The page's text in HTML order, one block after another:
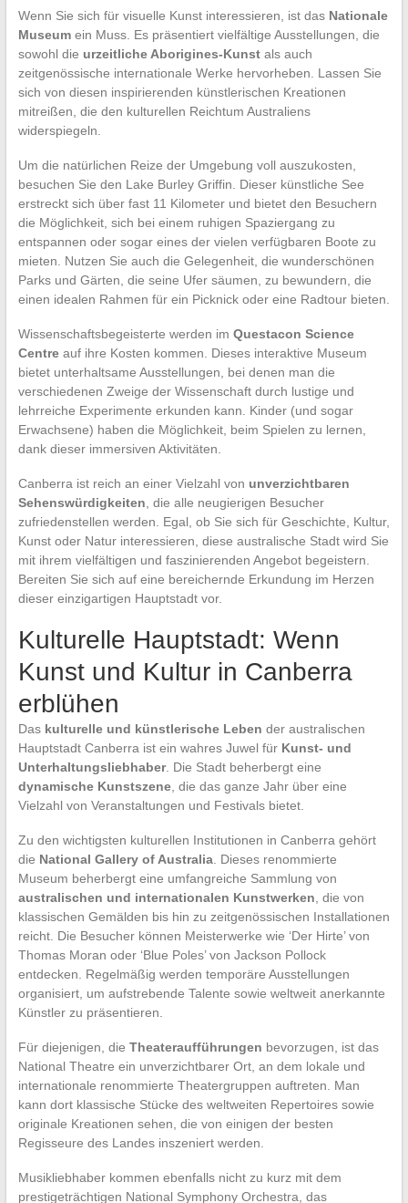
Wenn Sie sich für visuelle Kunst interessieren, ist das Nationale
Museumein Muss. Es präsentiert vielfältige Ausstellungen, die
sowohl die urzeitliche Aborigines-Kunstals auch
zeitgenössische internationale Werke hervorheben. Lassen Sie
sich von diesen inspirierenden künstlerischen Kreationen
mitreißen, die den kulturellen Reichtum Australiens
widerspiegeln.
Um die natürlichen Reize der Umgebung voll auszukosten,
besuchen Sie den Lake Burley Griffin. Dieser künstliche See
erstreckt sich über fast 11 Kilometer und bietet den Besuchern
die Möglichkeit, sich bei einem ruhigen Spaziergang zu
entspannen oder sogar eines der vielen verfügbaren Boote zu
mieten. Nutzen Sie auch die Gelegenheit, die wunderschönen
Parks und Gärten, die seine Ufer säumen, zu bewundern, die
einen idealen Rahmen für ein Picknick oder eine Radtour bieten.
Wissenschaftsbegeisterte werden im Questacon Science
Centreauf ihre Kosten kommen. Dieses interaktive Museum
bietet unterhaltsame Ausstellungen, bei denen man die
verschiedenen Zweige der Wissenschaft durch lustige und
lehrreiche Experimente erkunden kann. Kinder (und sogar
Erwachsene) haben die Möglichkeit, beim Spielen zu lernen,
dank dieser immersiven Aktivitäten.
Canberra ist reich an einer Vielzahl von unverzichtbaren
Sehenswürdigkeiten , die alle neugierigen Besucher
zufriedenstellen werden. Egal, ob Sie sich für Geschichte, Kultur,
Kunst oder Natur interessieren, diese australische Stadt wird Sie
mit ihrem vielfältigen und faszinierenden Angebot begeistern.
Bereiten Sie sich auf eine bereichernde Erkundung im Herzen
dieser einzigartigen Hauptstadt vor.
Kulturelle Hauptstadt: Wenn
Kunst und Kultur in Canberra
erblühen
Das kulturelle und künstlerische Leben der australischen
Hauptstadt Canberra ist ein wahres Juwel für Kunst- und
Unterhaltungsliebhaber. Die Stadt beherbergt eine
dynamische Kunstszene, die das ganze Jahr über eine
Vielzahl von Veranstaltungen und Festivals bietet.
Zu den wichtigsten kulturellen Institutionen in Canberra gehört
die National Gallery of Australia. Dieses renommierte
Museum beherbergt eine umfangreiche Sammlung von
australischen und internationalen Kunstwerken , die von
klassischen Gemälden bis hin zu zeitgenössischen Installationen
reicht. Die Besucher können Meisterwerke wie ‘Der Hirte’ von
Thomas Moran oder ‘Blue Poles’ von Jackson Pollock
entdecken. Regelmäßig werden temporäre Ausstellungen
organisiert, um aufstrebende Talente sowie weltweit anerkannte
Künstler zu präsentieren.
Für diejenigen, die Theateraufführungen bevorzugen, ist das
National Theatre ein unverzichtbarer Ort, an dem lokale und
internationale renommierte Theatergruppen auftreten. Man
kann dort klassische Stücke des weltweiten Repertoires sowie
originale Kreationen sehen, die von einigen der besten
Regisseure des Landes inszeniert werden.
Musikliebhaber kommen ebenfalls nicht zu kurz mit dem
prestigeträchtigen National Symphony Orchestra, das